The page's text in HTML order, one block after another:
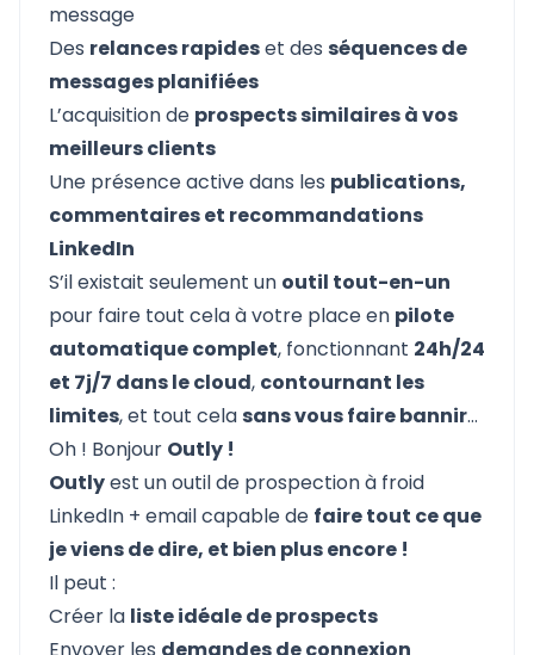
message
Des relances rapideset des séquences de
messages planifiées
L’acquisition de prospects similaires à vos
meilleurs clients
Une présence active dans les publications,
commentaires et recommandations
LinkedIn
S’il existait seulement un outil tout-en-un
pour faire tout cela à votre place en pilote
automatique complet, fonctionnant 24h/24
et 7j/7 dans le cloud, contournant les
limites, et tout celasans vous faire bannir…
Oh ! Bonjour Outly !
Outlyest un outil de prospection à froid
LinkedIn + email capable de faire tout ce que
je viens de dire, et bien plus encore !
Il peut :
Créer la liste idéale de prospects